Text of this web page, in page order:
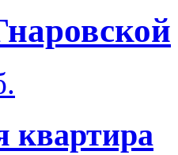
квартира